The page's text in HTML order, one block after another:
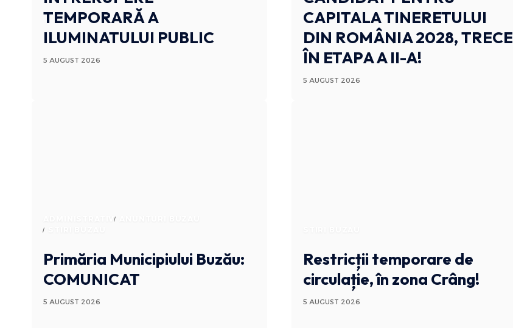
TEMPORARĂ A
ILUMINATULUI PUBLIC
5 AUGUST 2026
CAPITALA TINERETULUI
DIN ROMÂNIA 2028, TRECE
ÎN ETAPA A II-A!
5 AUGUST 2026
ADMINISTRATIV
Primăria Municipiului Buzău:
COMUNICAT
5 AUGUST 2026
Restricții temporare de
circulație, în zona Crâng!
5 AUGUST 2026